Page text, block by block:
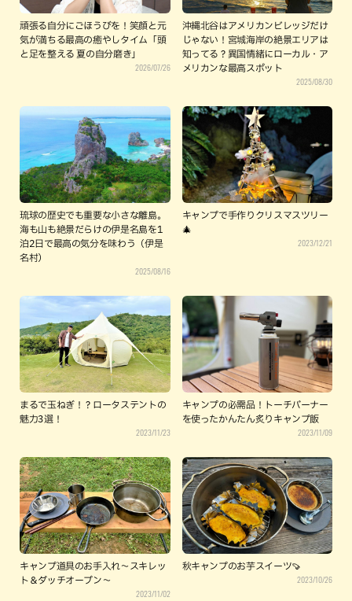
頑張る自分にごほうびを！笑顔と元
気が満ちる最高の癒やしタイム「頭
と足を整える 夏の自分磨き」
2026/07/26
沖縄北谷はアメリカンビレッジだけ
じゃない！宮城海岸の絶景エリアは
知ってる？異国情緒にローカル・ア
メリカンな最高スポット
2025/08/30
琉球の歴史でも重要な小さな離島。
海も山も絶景だらけの伊是名島を1
泊2日で最高の気分を味わう（伊是
名村）
2025/08/16
キャンプで手作りクリスマスツリー
🎄
2023/12/21
まるで玉ねぎ！？ロータステントの
魅力3選！
2023/11/23
キャンプの必需品！トーチバーナー
を使ったかんたん炙りキャンプ飯
2023/11/09
キャンプ道具のお手入れ～スキレッ
ト＆ダッチオーブン～
2023/11/02
秋キャンプのお芋スイーツ🍠
2023/10/26